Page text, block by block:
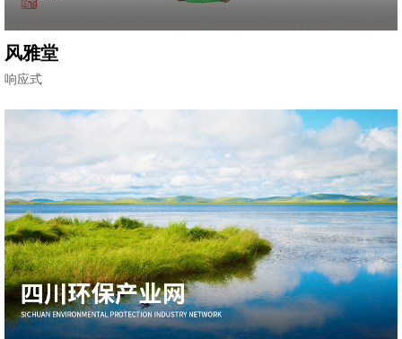
风雅堂
响应式